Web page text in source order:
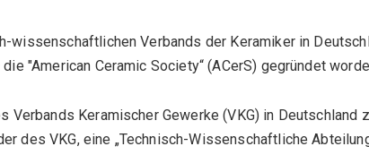
wissenschaftlichen Verbands der Keramiker in
"American Ceramic Society“ (ACerS) gegründet
Verbands Keramischer Gewerke (VKG) in
des VKG, eine „Technisch-Wissenschaftliche